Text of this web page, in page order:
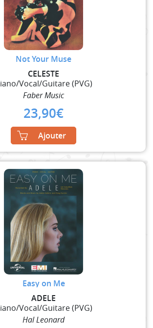
Not Your Muse
CELESTE
Vocal/Guitare (PVG)
Faber Music
23,90€
Ajouter
Easy on Me
ADELE
Vocal/Guitare (PVG)
Hal Leonard